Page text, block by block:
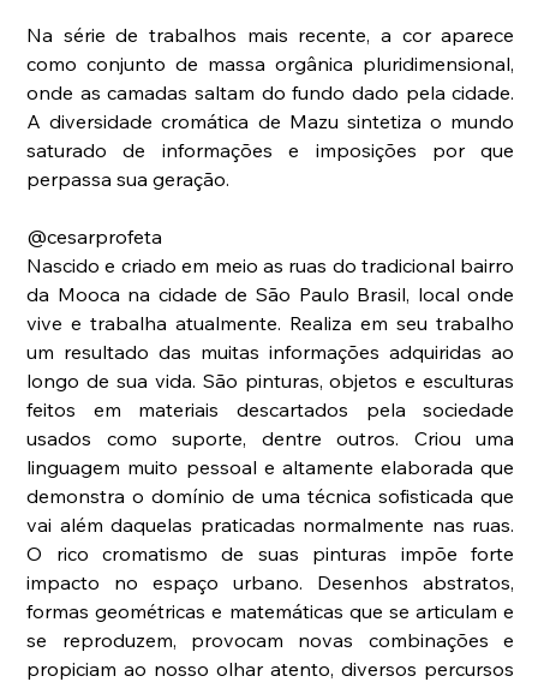
Na série de trabalhos mais recente, a cor aparece
como conjunto de massa orgânica pluridimensional,
onde as camadas saltam do fundo dado pela cidade.
A diversidade cromática de Mazu sintetiza o mundo
saturado de informações e imposições por que
perpassa sua geração.
@cesarprofeta
Nascido e criado em meio as ruas do tradicional bairro
da Mooca na cidade de São Paulo Brasil, local onde
vive e trabalha atualmente. Realiza em seu trabalho
um resultado das muitas informações adquiridas ao
longo de sua vida. São pinturas, objetos e esculturas
feitos em materiais descartados pela sociedade
usados como suporte, dentre outros. Criou uma
linguagem muito pessoal e altamente elaborada que
demonstra o domínio de uma técnica sofisticada que
vai além daquelas praticadas normalmente nas ruas.
O rico cromatismo de suas pinturas impõe forte
impacto no espaço urbano. Desenhos abstratos,
formas geométricas e matemáticas que se articulam e
se reproduzem, provocam novas combinações e
propiciam ao nosso olhar atento, diversos percursos